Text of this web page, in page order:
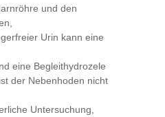
und den
Urin kann eine
eine Begleithydrozele
der Nebenhoden nicht
Untersuchung,